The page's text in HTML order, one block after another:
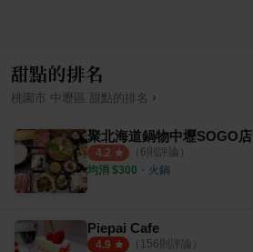
甜點的排名
桃園市 中壢區 甜點的排名 ›
聚北海道鍋物中壢SOGO店
4.2 （ 6則評論）
均消 $300 ・ 火鍋
Piepai Cafe
4.9 （ 156則評論）